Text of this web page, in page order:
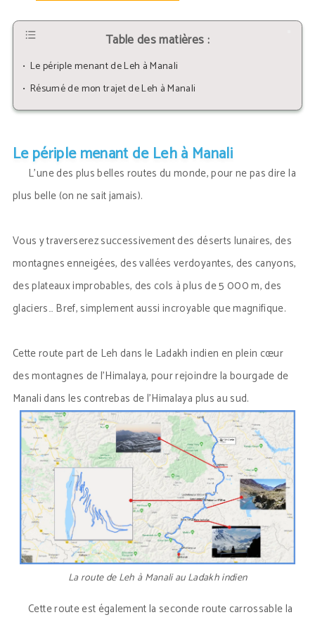
Table des matières :
•  Le périple menant de Leh à Manali
•  Résumé de mon trajet de Leh à Manali
Le périple menant de Leh à Manali
L’une des plus belles routes du monde, pour ne pas dire la
plus belle (on ne sait jamais).
Vous y traverserez successivement des déserts lunaires, des
montagnes enneigées, des vallées verdoyantes, des canyons,
des plateaux improbables, des cols à plus de 5 000 m, des
glaciers… Bref, simplement aussi incroyable que magnifique.
Cette route part de Leh dans le Ladakh indien en plein cœur
des montagnes de l’Himalaya, pour rejoindre la bourgade de
Manali dans les contrebas de l’Himalaya plus au sud.
La route de Leh à Manali au Ladakh indien
Cette route est également la seconde route carrossable la